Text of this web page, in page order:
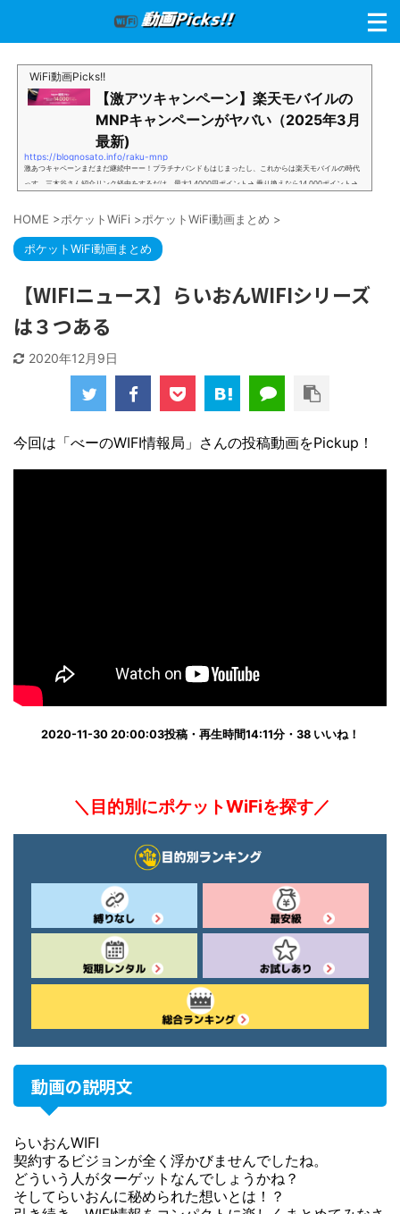
WiFi動画Picks!!
【激アツキャンペーン】楽天モバイルの
MNPキャンペーンがヤバい（2025年3月
最新)
https://blognosato.info/raku-mnp
激あつキャペーンまだまだ継続中ーー！プラチナバンドもはじまったし、これからは楽天モバイルの時代
っす。三木谷さん紹介リンク経由をするだけ。最大1,4000円ポイント→ 乗り換えなら14,000ポイント→
谷さんキャンペーン／2回線目以降でもOK再契約でもでもOK背水の陣の楽天モバイル。ついに「最後の賭
別招待ページから楽天モバイ...
HOME >ポケットWiFi >ポケットWiFi動画まとめ >
ポケットWiFi動画まとめ
【WIFIニュース】らいおんWIFIシリーズ
は３つある
2020年12月9日
今回は「べーのWIFI情報局」さんの投稿動画をPickup！
2020-11-30 20:00:03投稿・再生時間14:11分・38 いいね！
＼目的別にポケットWiFiを探す／
動画の説明文
らいおんWIFI
契約するビジョンが全く浮かびませんでしたね。
どういう人がターゲットなんでしょうかね？
そしてらいおんに秘められた想いとは！？